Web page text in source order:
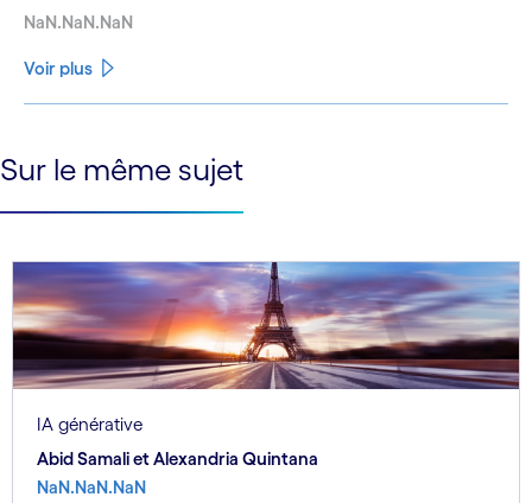
NaN.NaN.NaN
Voir plus
See more See less
Sur le même sujet
IA générative
Abid Samali et Alexandria Quintana
NaN.NaN.NaN